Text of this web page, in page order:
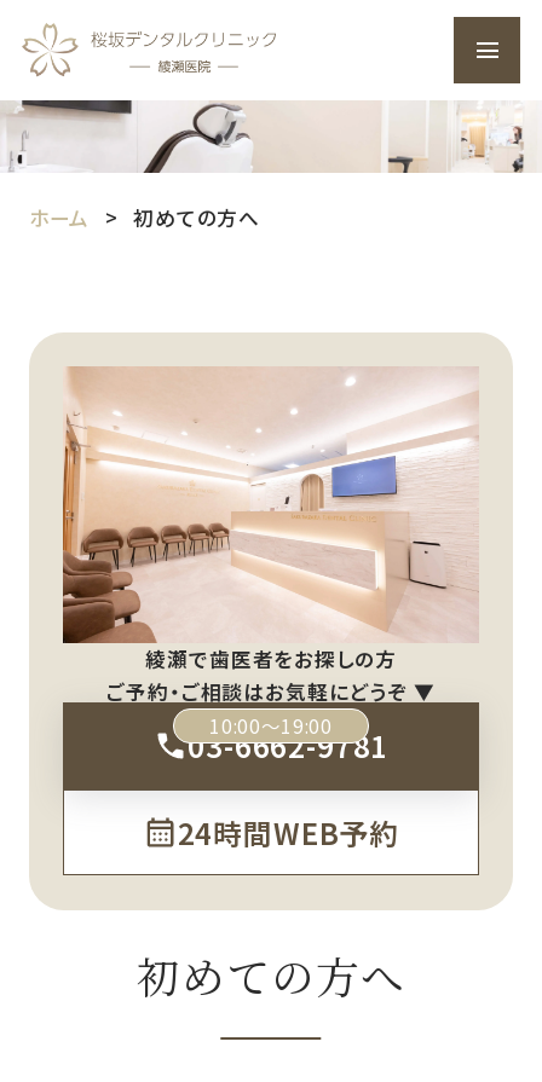
ホーム 初めての方へ
綾瀬で歯医者をお探しの方
ご予約・ご相談はお気軽にどうぞ ▼
10:00～19:00
03-6662-9781
24時間WEB予約
初めての方へ